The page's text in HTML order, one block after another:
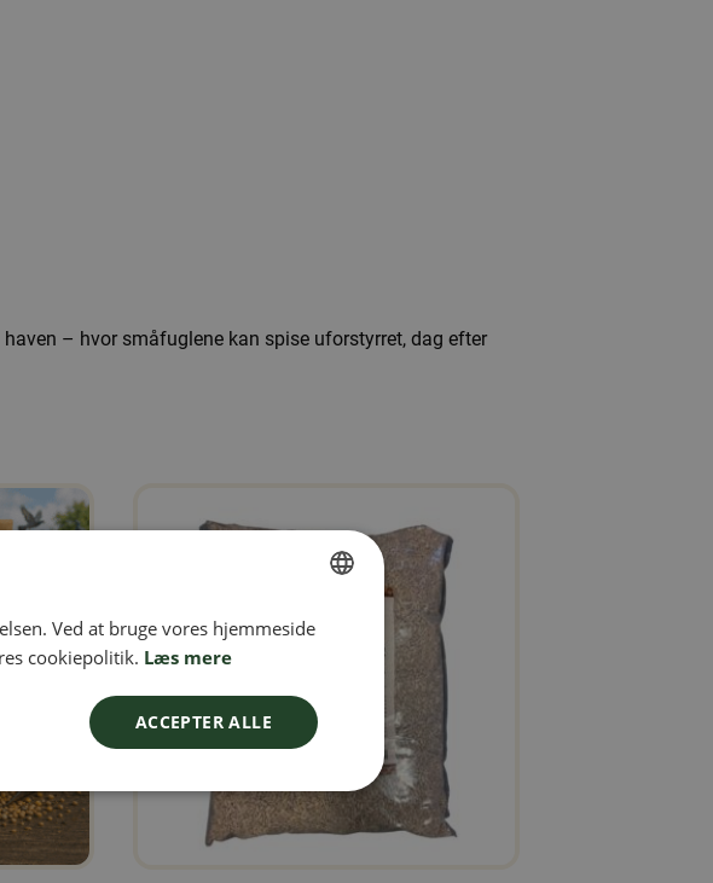
– hvor småfuglene kan spise uforstyrret, dag efter
SWEDISH
NORWEGIAN
Ved at bruge vores hjemmeside
cookiepolitik. Læs mere
ACCEPTER ALLE